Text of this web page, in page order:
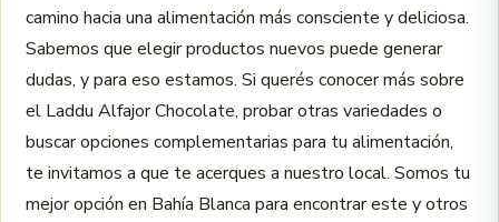
camino hacia una alimentación más consciente y deliciosa.
Sabemos que elegir productos nuevos puede generar
dudas, y para eso estamos. Si querés conocer más sobre
el Laddu Alfajor Chocolate, probar otras variedades o
buscar opciones complementarias para tu alimentación,
te invitamos a que te acerques a nuestro local. Somos tu
mejor opción en Bahía Blanca para encontrar este y otros